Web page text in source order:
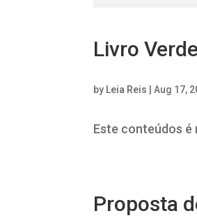
Livro
by Leia Reis |Aug 17,
Este conteúdos
Proposta